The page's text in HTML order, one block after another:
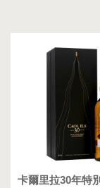
卡爾里拉30年特